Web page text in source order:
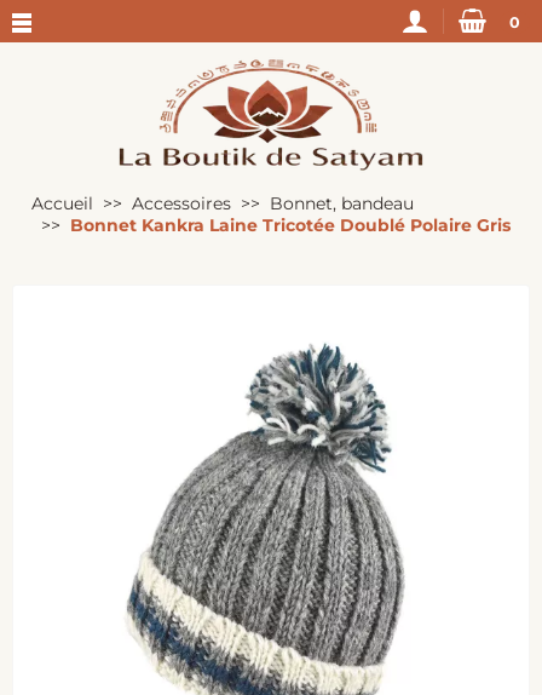
0
Accueil Accessoires
Bonnet, bandeau
Bonnet Kankra Laine Tricotée Doublé Polaire Gris